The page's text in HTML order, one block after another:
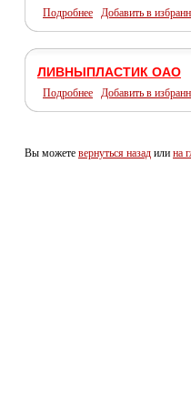
Подробнее Добавить в
ЛИВНЫПЛАСТИК ОАО
Подробнее Добавить в
Вы можете вернуться назад или на